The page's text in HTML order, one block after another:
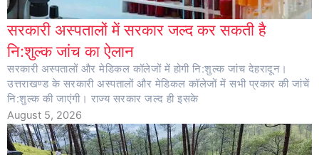
सरकारी अस्पतालों में सरकार जल्द कर सकती है
नि:शुल्क जांच का ऐलान
सरकारी अस्पतालों और मेडिकल कॉलेजों में होगी नि:शुल्क जांच देहरादून।
उत्तराखण्ड के सरकारी अस्पतालों और मेडिकल कॉलेजों में सभी प्रकार की जांचें
नि:शुल्क की जाएंगी। राज्य सरकार जल्द ही इसके
August 5, 2026